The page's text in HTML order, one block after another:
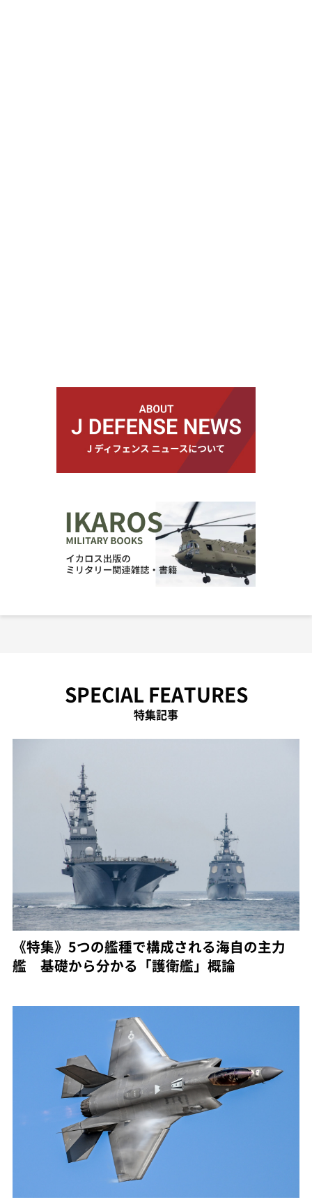
SPECIAL FEATURES
特集記事
《特集》5つの艦種で構成される海自の主力
艦 基礎から分かる「護衛艦」概論